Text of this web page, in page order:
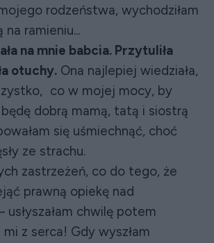
rodzeństwa, wychodziłam
na ramieniu...
na mnie babcia. Przytuliła
otuchy. Ona najlepiej wiedziała,
co w mojej mocy, by
dobrą mamą, tatą i siostrą
się uśmiechnąć, choć
ze strachu.
zastrzeżeń, co do tego, że
prawną opiekę nad
chwilę potem
z serca! Gdy wyszłam